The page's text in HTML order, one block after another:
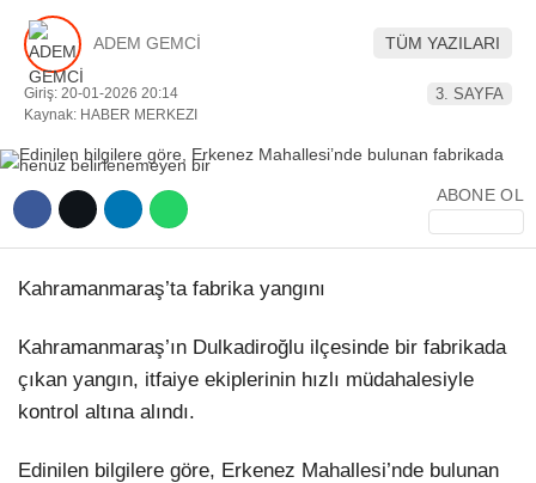
Facebook
KÜLTÜR SANAT
EKONOMİ
YEREL HABERLER
ADEM GEMCİ TÜM YAZILARI
Giriş: 20-01-2026 20:14
Kaynak: HABER MERKEZI
3. SAYFA
ABONE OL
Kahramanmaraş’ta fabrika yangını
Kahramanmaraş’ın Dulkadiroğlu ilçesinde bir fabrikada
çıkan yangın, itfaiye ekiplerinin hızlı müdahalesiyle
kontrol altına alındı.
Edinilen bilgilere göre, Erkenez Mahallesi’nde bulunan